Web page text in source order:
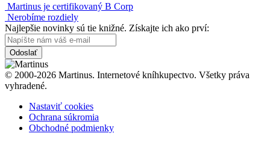
Martinus je certifikovaný B Corp
Nerobíme rozdiely
Najlepšie novinky sú tie knižné. Získajte ich ako prví:
Odoslať
© 2000-2026 Martinus. Internetové kníhkupectvo. Všetky práva
vyhradené.
Nastaviť cookies
Ochrana súkromia
Obchodné podmienky